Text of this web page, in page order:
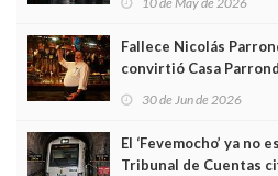
Fallece Nicolás
convirtió Casa
Asturias en Madrid
30 de Jun de 2026
El ‘Fevemocho’ ya no
Tribunal de Cuentas